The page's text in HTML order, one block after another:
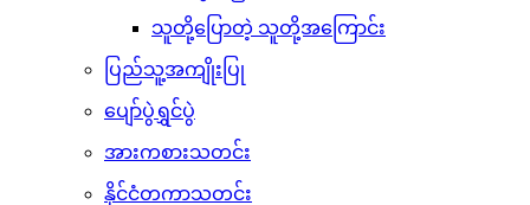
သူတို့ပြောတဲ့ သူတို့အကြောင်း
ပြည်သူ့အကျိုးပြု
ပျော်ပွဲရွှင်ပွဲ
အားကစားသတင်း
နိုင်ငံတကာသတင်း